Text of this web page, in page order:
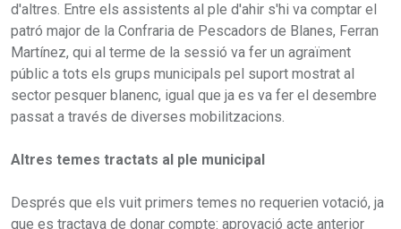
d'altres. Entre els assistents al ple d'ahir s'hi va comptar el
patró major de la Confraria de Pescadors de Blanes, Ferran
Martínez, qui al terme de la sessió va fer un agraïment
públic a tots els grups municipals pel suport mostrat al
sector pesquer blanenc, igual que ja es va fer el desembre
passat a través de diverses mobilitzacions.
Altres temes tractats al ple municipal
Després que els vuit primers temes no requerien votació, ja
que es tractava de donar compte: aprovació acte anterior